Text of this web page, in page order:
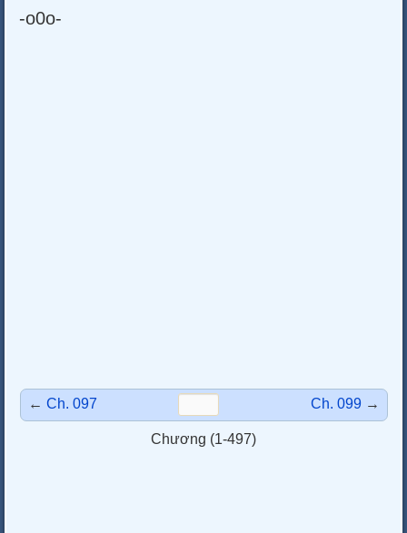
-o0o-
← Ch. 097 Ch. 099 →
Chương (1-497)